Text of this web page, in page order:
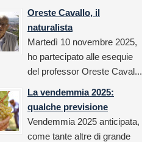
Oreste Cavallo, il
naturalista
Martedì 10 novembre 2025,
ho partecipato alle esequie
del professor Oreste Caval...
La vendemmia 2025:
qualche previsione
Vendemmia 2025 anticipata,
come tante altre di grande